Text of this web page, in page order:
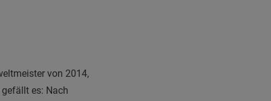
von 2014,
es: Nach